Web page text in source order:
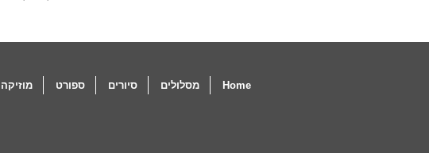
Home מסלולים סיורים ספורט מוזיקה